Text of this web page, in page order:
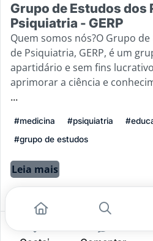
Grupo de Estudos dos
Psiquiatria - GERP
Quem somos nós?O Grupo
de Psiquiatria, GERP, é um
apartidário e sem fins
aprimorar a ciência e
...
#medicina #psiquiatria
#grupo de estudos
Leia mais